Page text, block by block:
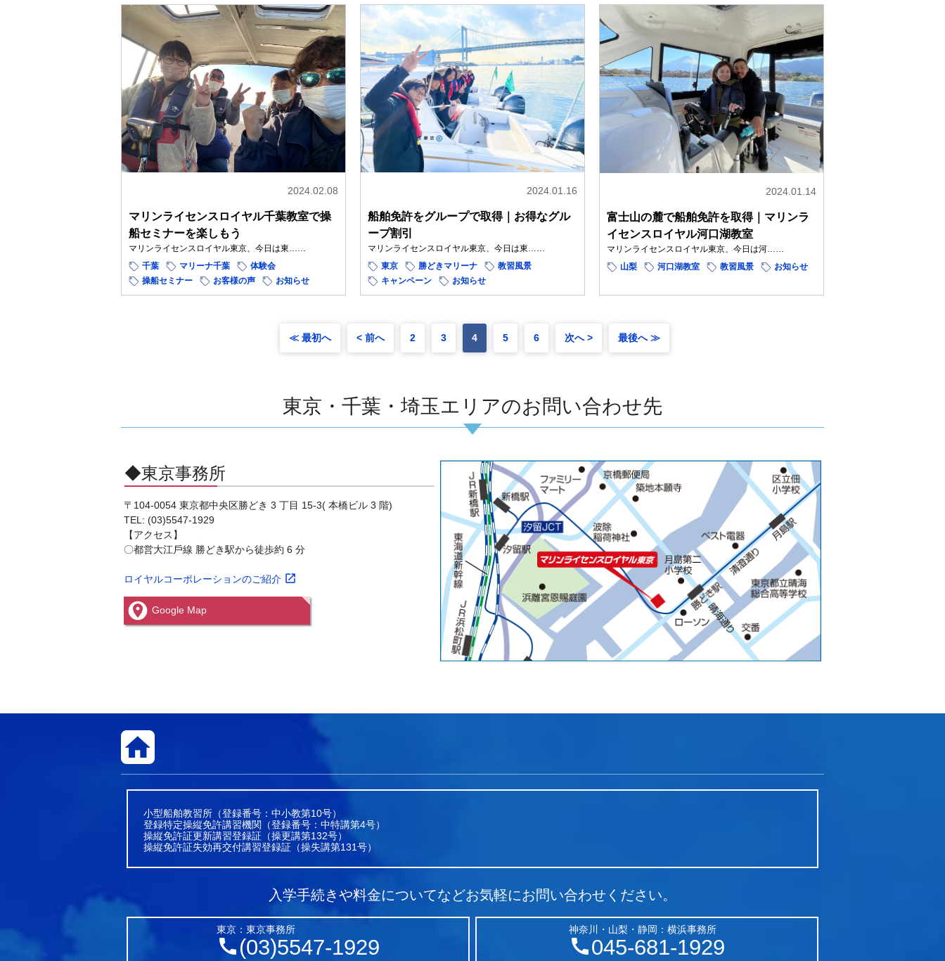
2024.02.08
マリンライセンスロイヤル千葉教室で操
船セミナーを楽しもう
マリンライセンスロイヤル東京、今日は東……
千葉
マリーナ千葉
体験会
操船セミナー
お客様の声 お知らせ
2024.01.16
船舶免許をグループで取得｜お得なグル
ープ割引
マリンライセンスロイヤル東京、今日は東……
東京
勝どきマリーナ
教習風景
キャンペーン
お知らせ
2024.01.14
富士山の麓で船舶免許を取得｜マリンラ
イセンスロイヤル河口湖教室
マリンライセンスロイヤル東京、今日は河……
山梨
河口湖教室 教習風景 お知らせ
≪ 最初へ < 前へ 2 3 4 5 6 次へ > 最後へ ≫
東京・千葉・埼玉エリアのお問い合わせ先
◆東京事務所
〒104-0054 東京都中央区勝どき 3 丁目 15-3( 本橋ビル 3 階)
TEL: (03)5547-1929
【アクセス】
〇都営大江戶線 勝どき駅から徒歩約 6 分
ロイヤルコーポレーションのご紹介
Google Map
小型船舶教習所（登録番号：中小教第10号）
登録特定操縦免許講習機関（登録番号：中特講第4号）
操縦免許証更新講習登録証（操更講第132号）
操縦免許証失効再交付講習登録証（操失講第131号）
入学手続きや料金についてなどお気軽にお問い合わせください。
東京：東京事務所
(03)5547-1929
神奈川・山梨・静岡：横浜事務所
045-681-1929